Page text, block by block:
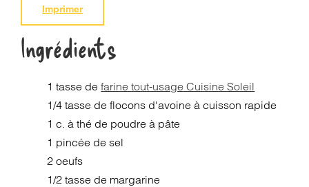
Imprimer
Ingrédients
1 tasse defarine tout-usage Cuisine Soleil
1/4 tasse de flocons d'avoine à cuisson rapide
1 c. à thé de poudre à pâte
1 pincée de sel
2 oeufs
1/2 tasse de margarine